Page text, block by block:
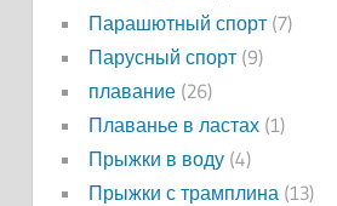
Парашютный спорт(7)
Парусный спорт(9)
плавание(26)
Плаванье в ластах(1)
Прыжки в воду(4)
Прыжки с трамплина (13)